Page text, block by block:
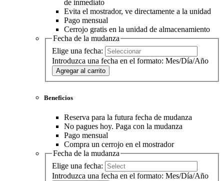
de inmediato
Evita el mostrador, ve directamente a la unidad
Pago mensual
Cerrojo gratis en la unidad de almacenamiento
Fecha de la mudanza
Elige una fecha:
Introduzca una fecha en el formato: Mes/Día/Año
Agregar al carrito
Beneficios
Reserva para la futura fecha de mudanza
No pagues hoy. Paga con la mudanza
Pago mensual
Compra un cerrojo en el mostrador
Fecha de la mudanza
Elige una fecha:
Introduzca una fecha en el formato: Mes/Día/Año